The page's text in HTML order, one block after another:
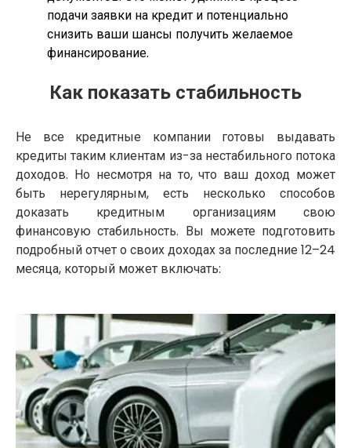
подачи заявки на кредит и потенциально
снизить ваши шансы получить желаемое
финансирование.
Как показать стабильность
Не все кредитные компании готовы выдавать
кредиты таким клиентам из-за нестабильного потока
доходов. Но несмотря на то, что ваш доход может
быть нерегулярным, есть несколько способов
доказать кредитным организациям свою
финансовую стабильность. Вы можете подготовить
подробный отчет о своих доходах за последние 12–24
месяца, который может включать: